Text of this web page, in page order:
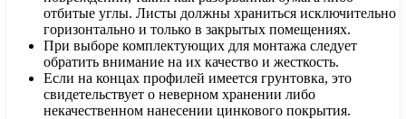
отбитые углы. Листы должны храниться исключительно
горизонтально и только в закрытых помещениях.
При выборе комплектующих для монтажа следует
обратить внимание на их качество и жесткость.
Если на концах профилей имеется грунтовка, это
свидетельствует о неверном хранении либо
некачественном нанесении цинкового покрытия.